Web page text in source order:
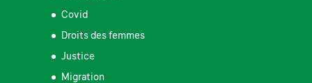
Covid
Droits des femmes
Justice
Migration